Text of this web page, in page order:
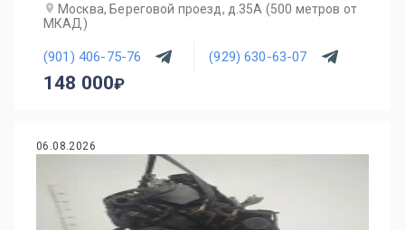
Москва, Береговой проезд, д.35А (500 метров от
МКАД)
(901) 406-75-76 (929) 630-63-07
148 000
06.08.2026